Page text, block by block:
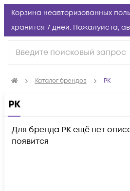
Корзина неавторизованных
хранится 7 дней. Пожалуйста,
Каталог брендов РК
РК
Для бренда РК ещё нет
появится